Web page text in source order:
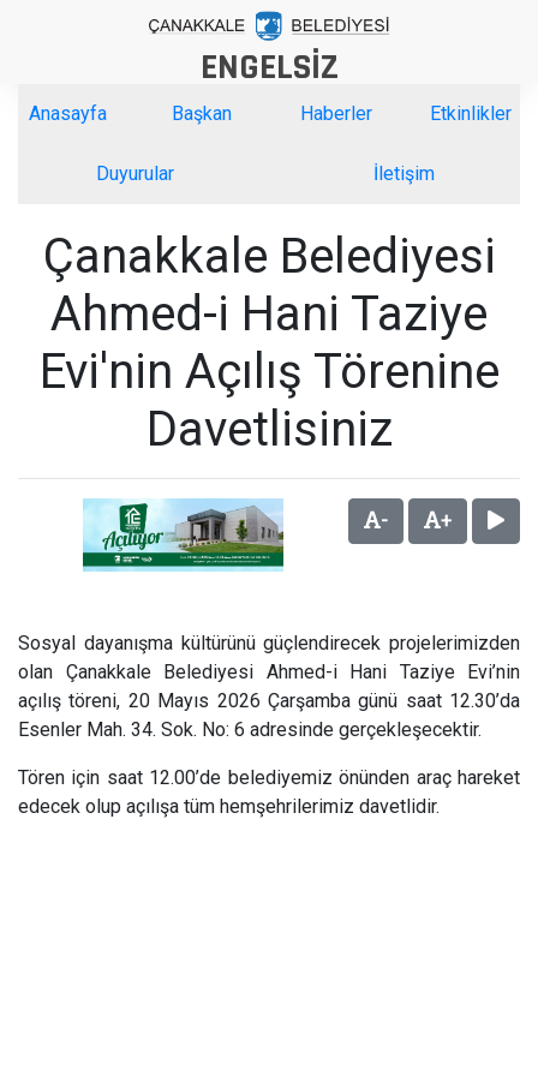
ENGELSİZ
Anasayfa Başkan Haberler Etkinlikler
Duyurular İletişim
Çanakkale Belediyesi
Ahmed-i Hani Taziye
Evi'nin Açılış Törenine
Davetlisiniz
- +
Sosyal dayanışma kültürünü güçlendirecek projelerimizden
olan Çanakkale Belediyesi Ahmed-i Hani Taziye Evi’nin
açılış töreni, 20 Mayıs 2026 Çarşamba günü saat 12.30’da
Esenler Mah. 34. Sok. No: 6 adresinde gerçekleşecektir.
Tören için saat 12.00’de belediyemiz önünden araç hareket
edecek olup açılışa tüm hemşehrilerimiz davetlidir.